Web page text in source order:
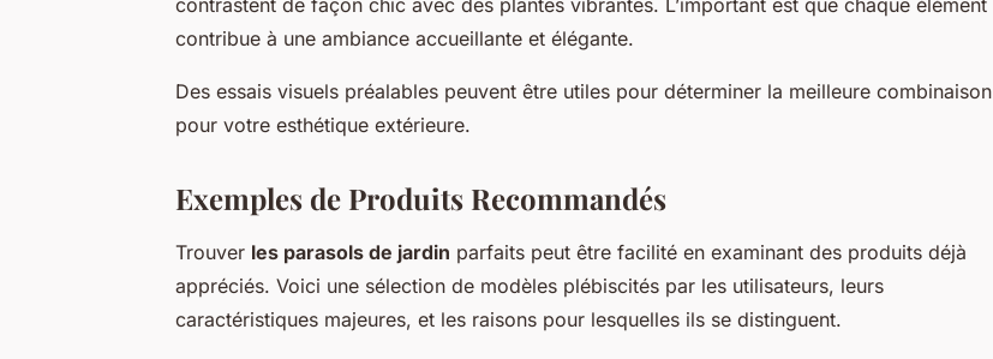
contrastent de façon chic avec des plantes vibrantes. L’important est que chaque élément
contribue à une ambiance accueillante et élégante.
Des essais visuels préalables peuvent être utiles pour déterminer la meilleure combinaison
pour votre esthétique extérieure.
Exemples de Produits Recommandés
Trouver les parasols de jardin parfaits peut être facilité en examinant des produits déjà
appréciés. Voici une sélection de modèles plébiscités par les utilisateurs, leurs
caractéristiques majeures, et les raisons pour lesquelles ils se distinguent.